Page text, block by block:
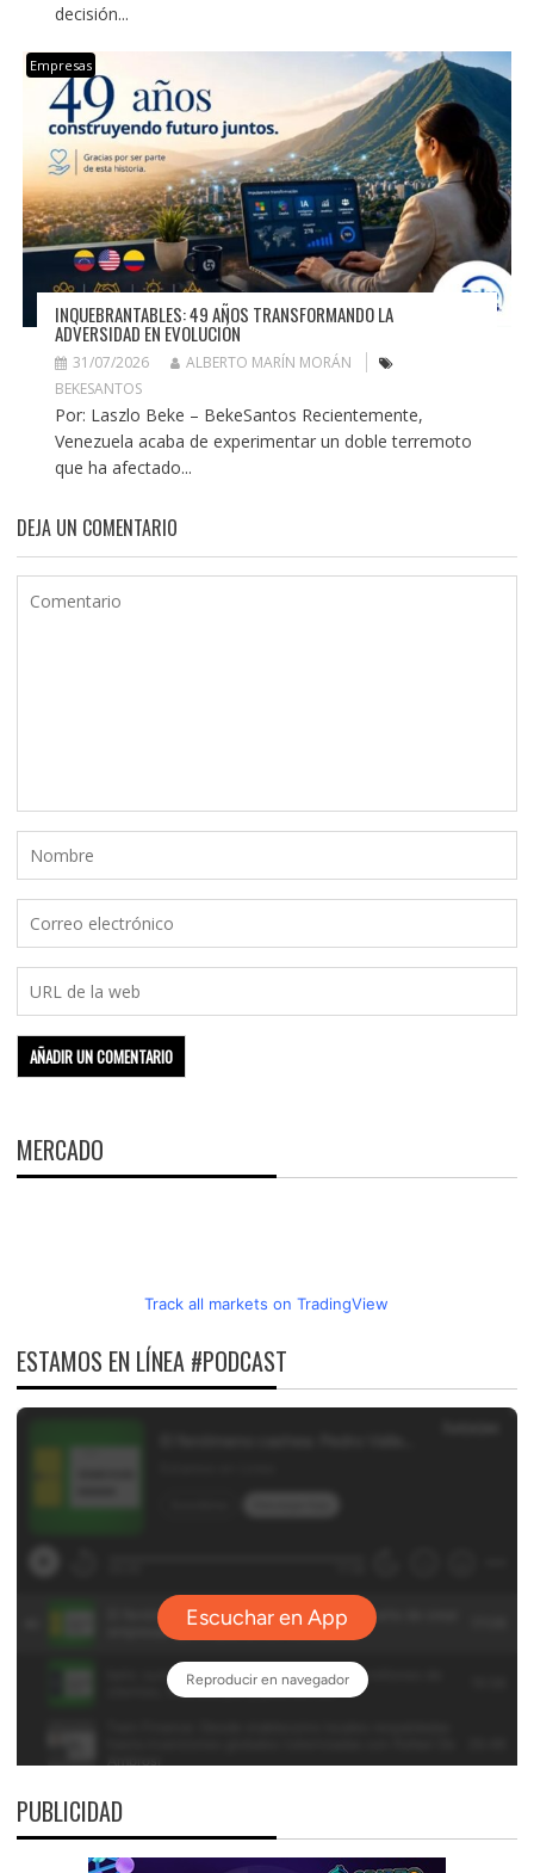
decisión...
Empresas
INQUEBRANTABLES: 49 AÑOS TRANSFORMANDO LA
ADVERSIDAD EN EVOLUCIÓN
31/07/2026
ALBERTO MARÍN MORÁN
BEKESANTOS
Por: Laszlo Beke – BekeSantos Recientemente,
Venezuela acaba de experimentar un doble terremoto
que ha afectado...
DEJA UN COMENTARIO
MERCADO
Track all markets on TradingView
ESTAMOS EN LÍNEA #PODCAST
PUBLICIDAD